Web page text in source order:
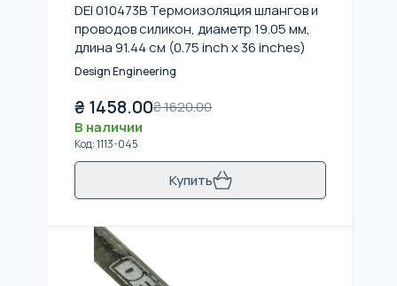
DEI 010473B Термоизоляция шлангов и
проводов силикон, диаметр 19.05 мм,
длина 91.44 см (0.75 inch x 36 inches)
Design Engineering
₴ 1458.00₴1620.00
В наличии
Код:1113-045
Купить